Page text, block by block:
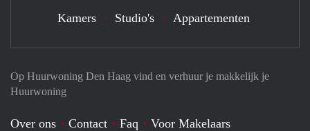
Op Huurwoning Den Haag vind en verhuur je makkelijk je
Huurwoning
Over ons Contact Faq
Voor Makelaars
Kamers Studio's Appartementen